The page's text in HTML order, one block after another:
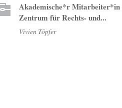
Akademische*r Mitarbeiter*in
Zentrum für Rechts- und...
Vivien Töpfer